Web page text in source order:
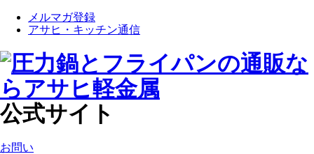
メルマガ登録
アサヒ・キッチン通信
公式サイト
お問い